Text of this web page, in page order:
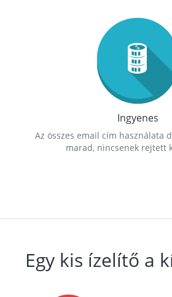
Ingyenes
Az összes email cím használata
marad, nincsenek rejtett
Egy kis ízelítő a